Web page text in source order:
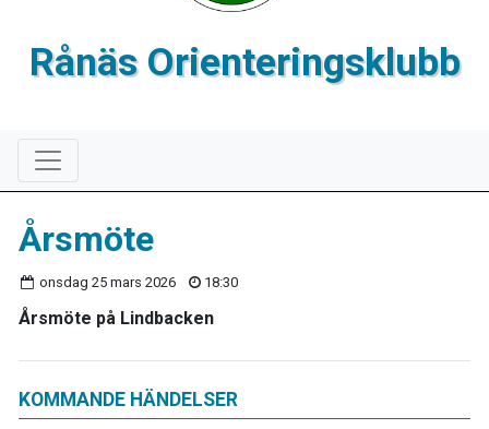
Rånäs Orienteringsklubb
KOMMANDE HÄNDELSER
Årsmöte
onsdag 25 mars 2026 18:30
Årsmöte på Lindbacken